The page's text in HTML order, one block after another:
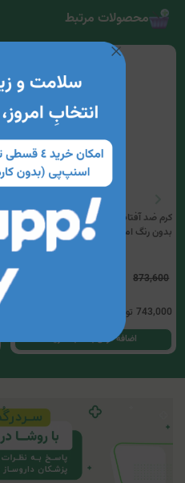
محصولات مرتبط
کرم ضد آفتاب پوست نرمال تا خشک
بدون رنگ امونی
873,600
743,000 تومان
اضافه کردن به سبد خرید